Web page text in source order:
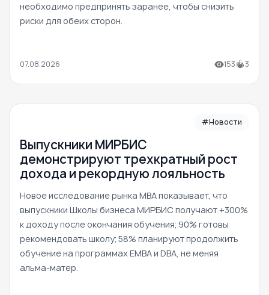
необходимо предпринять заранее, чтобы снизить
риски для обеих сторон.
07.08.2026 153 3
#Новости
Выпускники МИРБИС
демонстрируют трехкратный рост
дохода и рекордную лояльность
Новое исследование рынка MBA показывает, что
выпускники Школы бизнеса МИРБИС получают +300%
к доходу после окончания обучения; 90% готовы
рекомендовать школу; 58% планируют продолжить
обучение на программах EMBA и DBA, не меняя
альма-матер.